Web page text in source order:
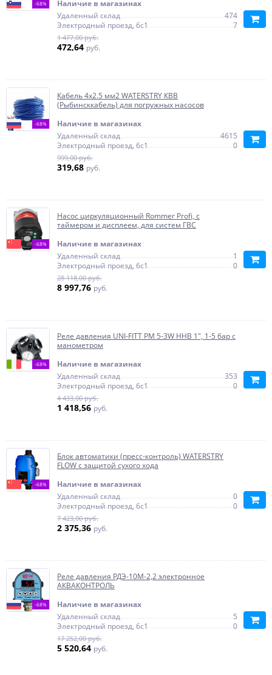
-68%
Наличие в магазинах
Удаленный склад
474
Электродный проезд, 6с1
7
1 477,00 руб.
472,64 руб.
-68%
Кабель 4х2.5 мм2 WATERSTRY КВВ
(Рыбинсккабель) для погружных насосов
Наличие в магазинах
Удаленный склад
4615
Электродный проезд, 6с1
0
999,00 руб.
319,68 руб.
-68%
Насос циркуляционный Rommer Profi, с
таймером и дисплеем, для систем ГВС
Наличие в магазинах
Удаленный склад
1
Электродный проезд, 6с1
0
28 118,00 руб.
8 997,76 руб.
-68%
Реле давления UNI-FITT РМ 5-3W ННВ 1", 1-5 бар с
манометром
Наличие в магазинах
Удаленный склад
353
Электродный проезд, 6с1
0
4 433,00 руб.
1 418,56 руб.
-68%
Блок автоматики (пресс-контроль) WATERSTRY
FLOW с защитой сухого хода
Наличие в магазинах
Удаленный склад
0
Электродный проезд, 6с1
0
7 423,00 руб.
2 375,36 руб.
-68%
Реле давления РДЭ-10М-2,2 электронное
АКВАКОНТРОЛЬ
Наличие в магазинах
Удаленный склад
5
Электродный проезд, 6с1
0
17 252,00 руб.
5 520,64 руб.